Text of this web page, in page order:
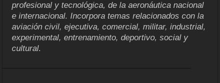
profesional y tecnológica, de la aeronáutica nacional
e internacional. Incorpora temas relacionados con la
aviación civil, ejecutiva, comercial, militar, industrial,
experimental, entrenamiento, deportivo, social y
cultural.